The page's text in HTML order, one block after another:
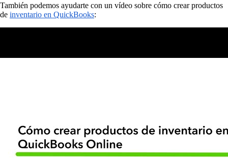
También podemos ayudarte con un vídeo sobre cómo crear productos
de inventario en QuickBooks: